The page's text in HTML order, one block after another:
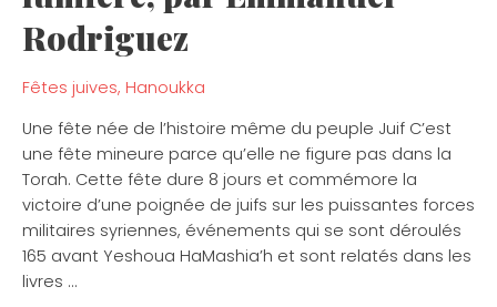
Rodriguez
Fêtes juives, Hanoukka
Une fête née de l’histoire même du peuple Juif C’est
une fête mineure parce qu’elle ne figure pas dans la
Torah. Cette fête dure 8 jours et commémore la
victoire d’une poignée de juifs sur les puissantes forces
militaires syriennes, événements qui se sont déroulés
165 avant Yeshoua HaMashia’h et sont relatés dans les
livres …
la
par
Emmanuel
Rodriguez